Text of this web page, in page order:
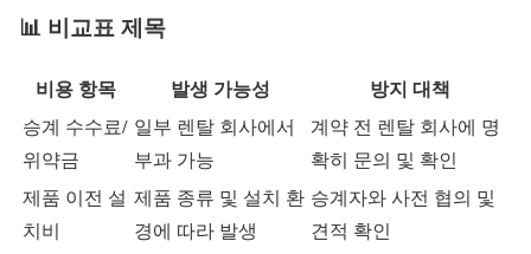
📊 비교표 제목
비용 항목 발생 가능성 방지 대책
승계 수수료/
위약금
일부 렌탈 회사에서
부과 가능
계약 전 렌탈 회사에 명
확히 문의 및 확인
제품 이전 설
치비
제품 종류 및 설치 환
경에 따라 발생
승계자와 사전 협의 및
견적 확인